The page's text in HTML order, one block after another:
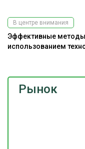
Рынок
В центре внимания
Эффективные методы
использованием